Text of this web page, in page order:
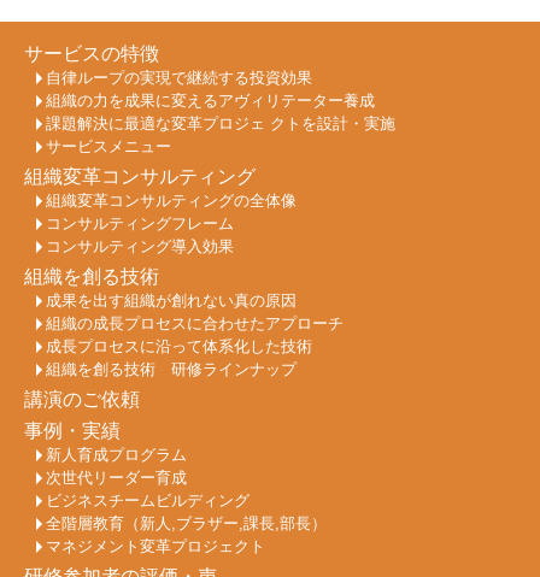
サービスの特徴
自律ループの実現で継続する投資効果
組織の力を成果に変えるアヴィリテーター養成
課題解決に最適な変革プロジェ クトを設計・実施
サービスメニュー
組織変革コンサルティング
組織変革コンサルティングの全体像
コンサルティングフレーム
コンサルティング導入効果
組織を創る技術
成果を出す組織が創れない真の原因
組織の成長プロセスに合わせたアプローチ
成長プロセスに沿って体系化した技術
組織を創る技術 研修ラインナップ
講演のご依頼
事例・実績
新人育成プログラム
次世代リーダー育成
ビジネスチームビルディング
全階層教育（新人,ブラザー,課長,部長）
マネジメント変革プロジェクト